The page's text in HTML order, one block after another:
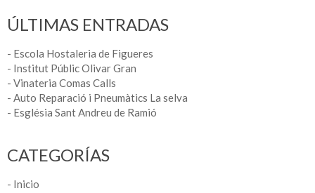
ÚLTIMAS ENTRADAS
- Escola Hostaleria de Figueres
- Institut Públic Olivar Gran
- Vinateria Comas Calls
- Auto Reparació i Pneumàtics La selva
- Església Sant Andreu de Ramió
CATEGORÍAS
- Inicio